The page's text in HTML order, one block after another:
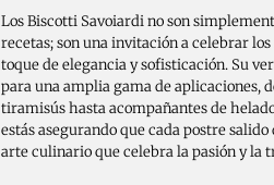
Los Biscotti Savoiardi no son
recetas; son una invitación a celebrar
toque de elegancia y sofisticación. Su
para una amplia gama de aplicaciones,
tiramisús hasta acompañantes de
estás asegurando que cada postre
arte culinario que celebra la pasión y la